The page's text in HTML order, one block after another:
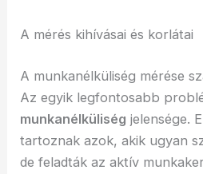
A mérés kihívásai és korlátai
A munkanélküliség mérése
Az egyik legfontosabb
munkanélküliség jelensége.
tartoznak azok, akik ugyan
de feladták az aktív